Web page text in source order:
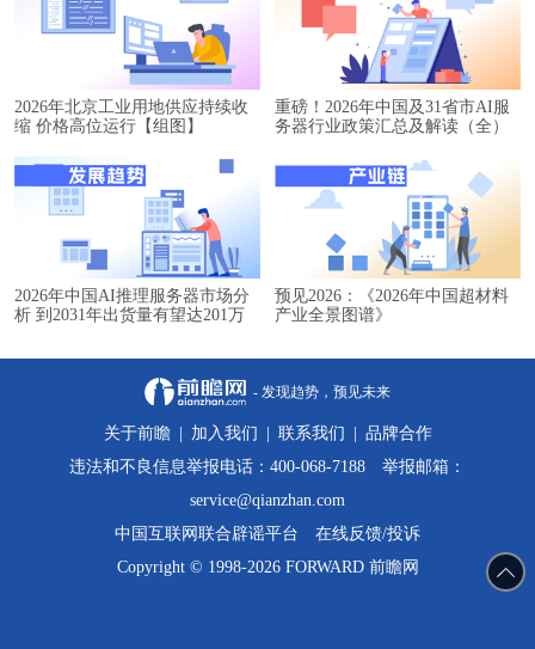
2026年北京工业用地供应持续收
缩 价格高位运行【组图】
重磅！2026年中国及31省市AI服
务器行业政策汇总及解读（全）
2026年中国AI推理服务器市场分
析 到2031年出货量有望达201万
预见2026：《2026年中国超材料
产业全景图谱》
- 发现趋势，预见未来
关于前瞻 加入我们 联系我们
品牌合作
违法和不良信息举报电话：400-068-7188 举报邮箱：
service@qianzhan.com
中国互联网联合辟谣平台
在线反馈/投诉
Copyright © 1998-2026 FORWARD 前瞻网